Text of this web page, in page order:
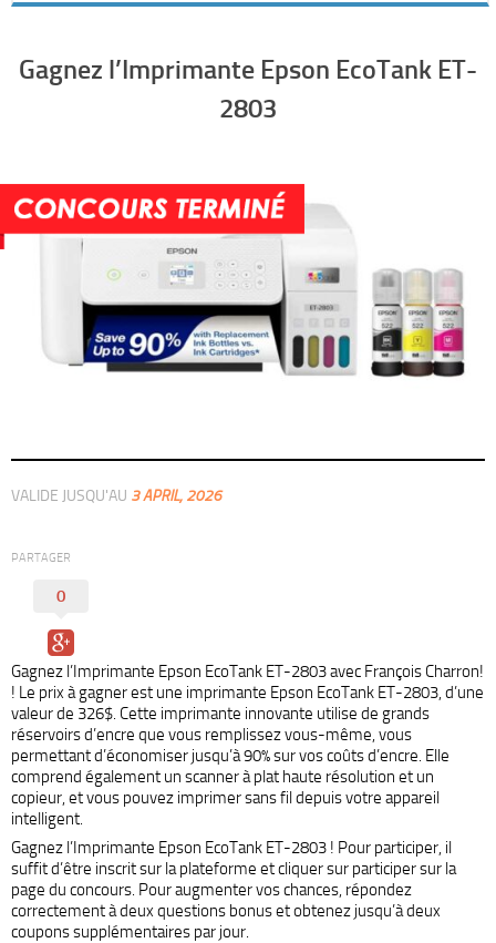
Concerts & Spectacles
Restaurants
Gagnez l’Imprimante Epson EcoTank ET-
2803
VALIDE JUSQU'AU 3 APRIL, 2026
PARTAGER
0
Gagnez l’Imprimante Epson EcoTank ET-2803 avec François Charron!
! Le prix à gagner est une imprimante Epson EcoTank ET-2803, d’une
valeur de 326$. Cette imprimante innovante utilise de grands
réservoirs d’encre que vous remplissez vous-même, vous
permettant d’économiser jusqu’à 90% sur vos coûts d’encre. Elle
comprend également un scanner à plat haute résolution et un
copieur, et vous pouvez imprimer sans fil depuis votre appareil
intelligent.
Gagnez l’Imprimante Epson EcoTank ET-2803 ! Pour participer, il
suffit d’être inscrit sur la plateforme et cliquer sur participer sur la
page du concours. Pour augmenter vos chances, répondez
correctement à deux questions bonus et obtenez jusqu’à deux
coupons supplémentaires par jour.